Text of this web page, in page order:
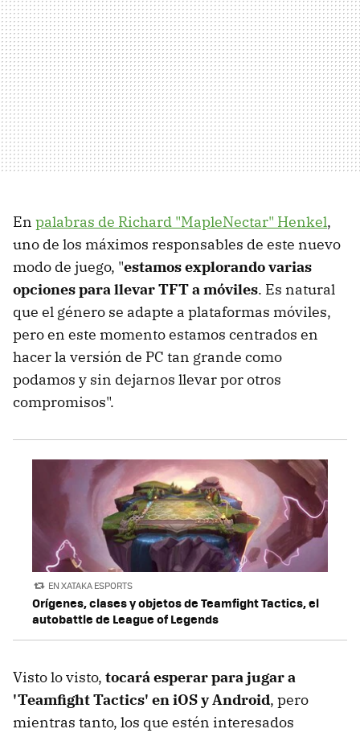
En palabras de Richard "MapleNectar" Henkel,
uno de los máximos responsables de este nuevo
modo de juego, "estamos explorando varias
opciones para llevar TFT a móviles. Es natural
que el género se adapte a plataformas móviles,
pero en este momento estamos centrados en
hacer la versión de PC tan grande como
podamos y sin dejarnos llevar por otros
compromisos".
EN XATAKA ESPORTS
Orígenes, clases y objetos de Teamfight Tactics, el
autobattle de League of Legends
Visto lo visto, tocará esperar para jugar a
'Teamfight Tactics' en iOS y Android, pero
mientras tanto, los que estén interesados